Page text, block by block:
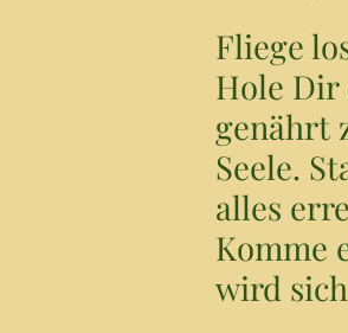
Fliege
Hole Dir
genährt
Seele.
alles
Komme
wird